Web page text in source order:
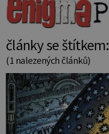
články se štítkem:
(1 nalezených článků)